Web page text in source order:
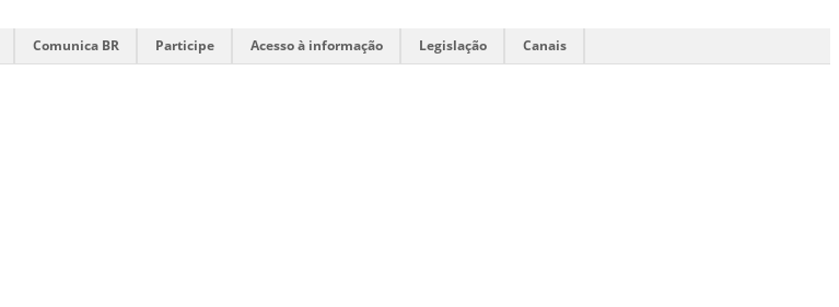
Comunica BR Participe Acesso à informação Legislação Canais